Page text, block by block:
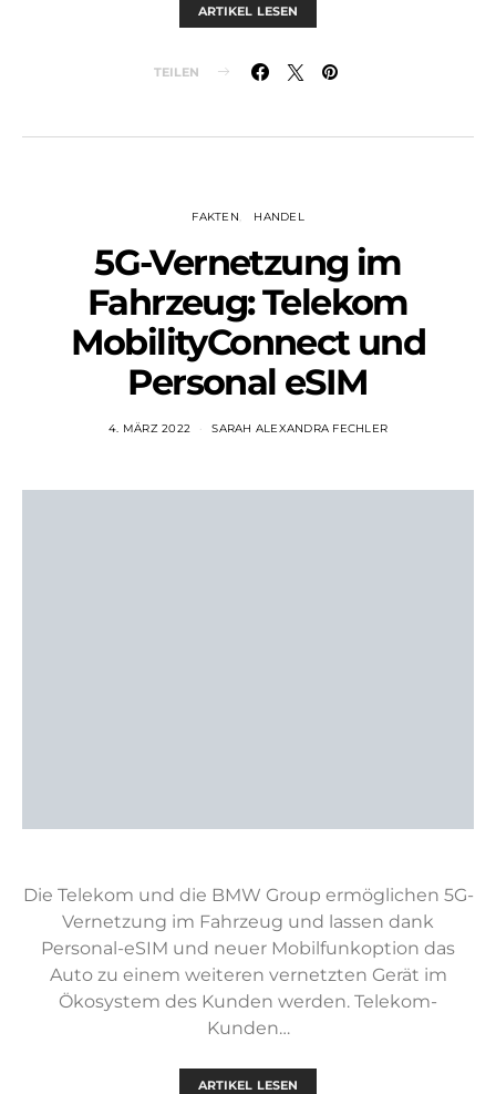
ARTIKEL LESEN
TEILEN
FAKTEN HANDEL
5G-Vernetzung im
Fahrzeug: Telekom
MobilityConnect und
Personal eSIM
4. MÄRZ 2022 SARAH ALEXANDRA FECHLER
Die Telekom und die BMW Group ermöglichen 5G-
Vernetzung im Fahrzeug und lassen dank
Personal-eSIM und neuer Mobilfunkoption das
Auto zu einem weiteren vernetzten Gerät im
Ökosystem des Kunden werden. Telekom-
Kunden…
ARTIKEL LESEN